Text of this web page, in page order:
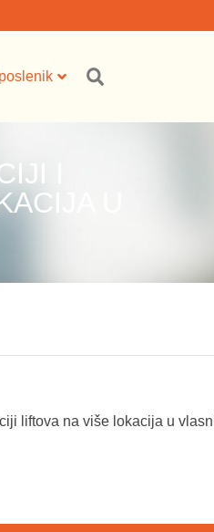
I
U
liftova na više lokacija u